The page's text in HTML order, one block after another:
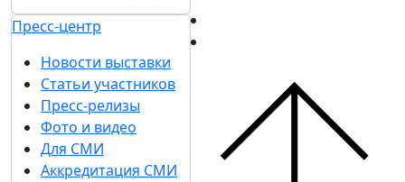
Пресс-центр
Новости выставки
Статьи участников
Пресс-релизы
Фото и видео
Для СМИ
Аккредитация СМИ